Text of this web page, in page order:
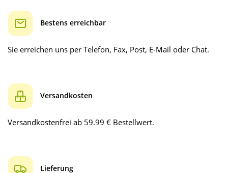
Bestens erreichbar
Sie erreichen uns per Telefon, Fax, Post, E-Mail oder Chat.
Versandkosten
Versandkostenfrei ab 59.99 € Bestellwert.
Lieferung